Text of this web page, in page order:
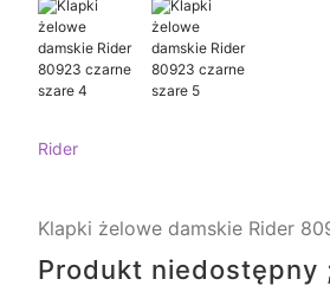
Rider
Klapki żelowe damskie Rider
Produkt niedostępny